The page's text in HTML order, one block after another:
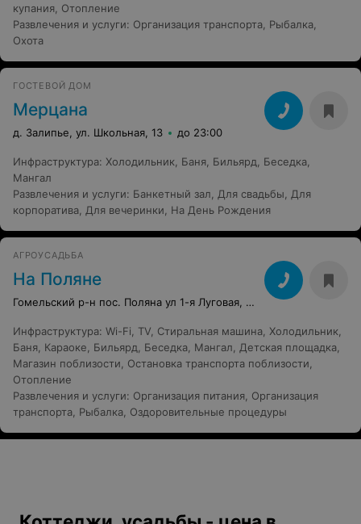
купания, Отопление
Развлечения и услуги: Организация транспорта, Рыбалка,
Охота
ГОСТЕВОЙ ДОМ
Мерцана
д. Залипье, ул. Школьная, 13 до 23:00
Инфраструктура: Холодильник, Баня, Бильярд, Беседка,
Мангал
Развлечения и услуги: Банкетный зал, Для свадьбы, Для
корпоратива, Для вечеринки, На День Рождения
АГРОУСАДЬБА
На Поляне
Гомельский р-н пос. Поляна ул 1-я Луговая, 29
Инфраструктура: Wi-Fi, TV, Стиральная машина, Холодильник,
Баня, Караоке, Бильярд, Беседка, Мангал, Детская площадка,
Магазин поблизости, Остановка транспорта поблизости,
Отопление
Развлечения и услуги: Организация питания, Организация
транспорта, Рыбалка, Оздоровительные процедуры